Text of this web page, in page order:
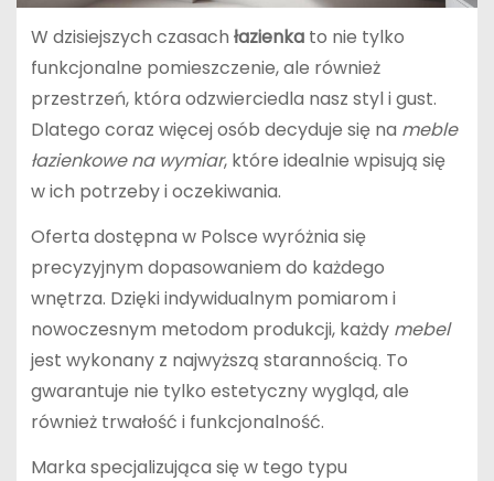
W dzisiejszych czasach łazienkato nie tylko
funkcjonalne pomieszczenie, ale również
przestrzeń, która odzwierciedla nasz styl i gust.
Dlatego coraz więcej osób decyduje się na meble
łazienkowe na wymiar, które idealnie wpisują się
w ich potrzeby i oczekiwania.
Oferta dostępna w Polsce wyróżnia się
precyzyjnym dopasowaniem do każdego
wnętrza. Dzięki indywidualnym pomiarom i
nowoczesnym metodom produkcji, każdy mebel
jest wykonany z najwyższą starannością. To
gwarantuje nie tylko estetyczny wygląd, ale
również trwałość i funkcjonalność.
Marka specjalizująca się w tego typu